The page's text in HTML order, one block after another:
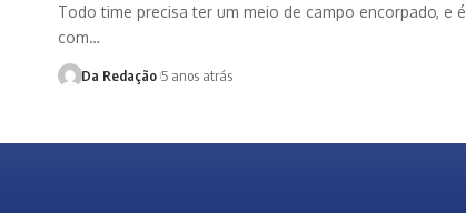
Todo time precisa ter um meio de campo encorpado, e é
com…
Da Redação 5 anos atrás